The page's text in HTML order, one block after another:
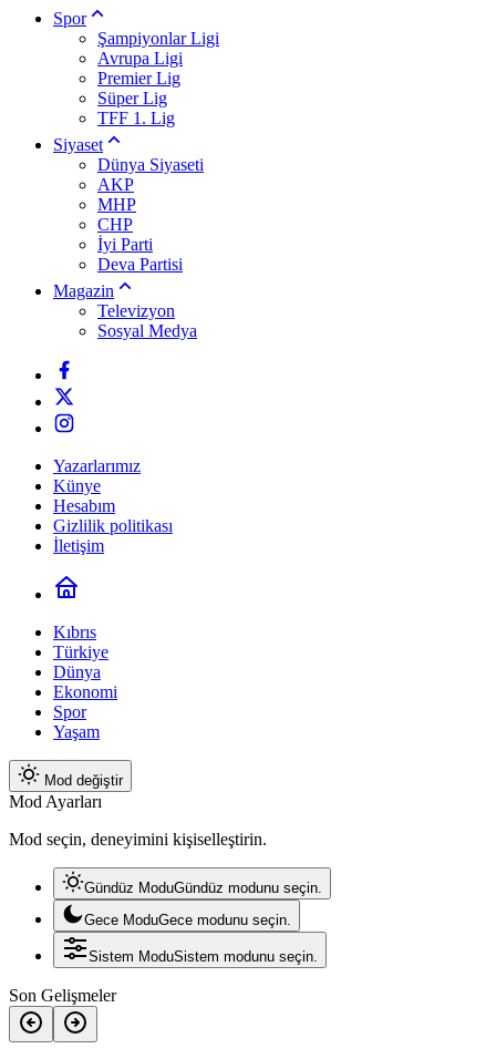
Spor
Şampiyonlar Ligi
Avrupa Ligi
Premier Lig
Süper Lig
TFF 1. Lig
Siyaset
Dünya Siyaseti
AKP
MHP
CHP
İyi Parti
Deva Partisi
Magazin
Televizyon
Sosyal Medya
Yazarlarımız
Künye
Hesabım
Gizlilik politikası
İletişim
Kıbrıs
Türkiye
Dünya
Ekonomi
Spor
Yaşam
Mod değiştir
Mod Ayarları
Mod seçin, deneyimini kişiselleştirin.
Gündüz ModuGündüz modunu seçin.
Gece ModuGece modunu seçin.
Sistem ModuSistem modunu seçin.
Son Gelişmeler